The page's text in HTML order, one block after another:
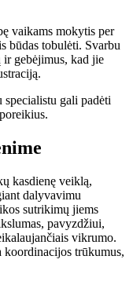
vaikams mokytis per
būdas tobulėti. Svarbu
gebėjimus, kad jie
specialistu gali padėti
kasdienę veiklą,
dalyvavimu
sutrikimų jiems
pavyzdžiui,
vikrumo.
koordinacijos trūkumus,